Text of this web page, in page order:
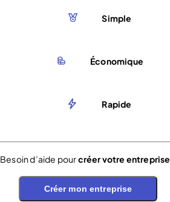
Simple
Économique
Rapide
Besoin d’aide pourcréer votre entreprise
Créer mon entreprise